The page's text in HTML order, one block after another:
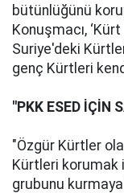
bütünlüğünü
Konuşmacı,
Suriye'deki
genç Kürtleri
"PKK ESED İÇİN
"Özgür Kürtler
Kürtleri korumak
grubunu